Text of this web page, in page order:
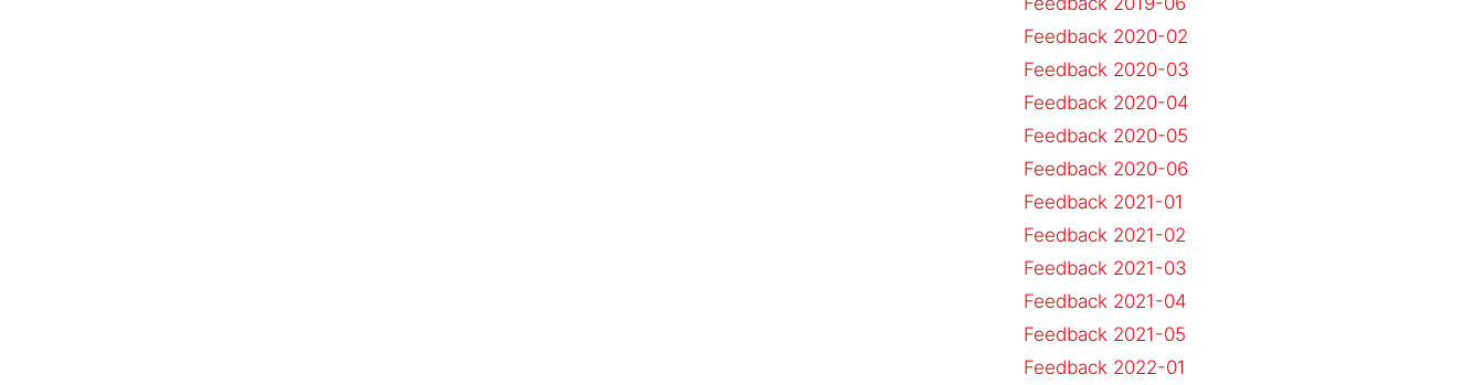
Feedback 2020-02
Feedback 2020-03
Feedback 2020-04
Feedback 2020-05
Feedback 2020-06
Feedback 2021-01
Feedback 2021-02
Feedback 2021-03
Feedback 2021-04
Feedback 2021-05
Feedback 2022-01